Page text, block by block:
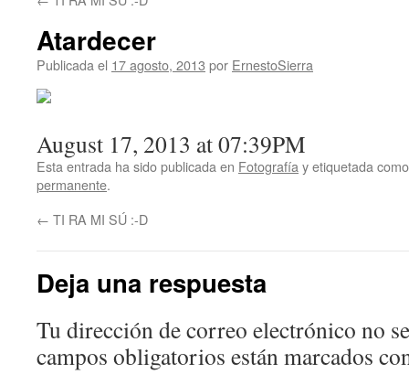
Atardecer
Publicada el 17 agosto, 2013 por ErnestoSierra
August 17, 2013 at 07:39PM
Esta entrada ha sido publicada en Fotografía y etiquetada
permanente.
← TI RA MI SÚ :-D
Deja una respuesta
Tu dirección de correo electrónico no
campos obligatorios están marcados